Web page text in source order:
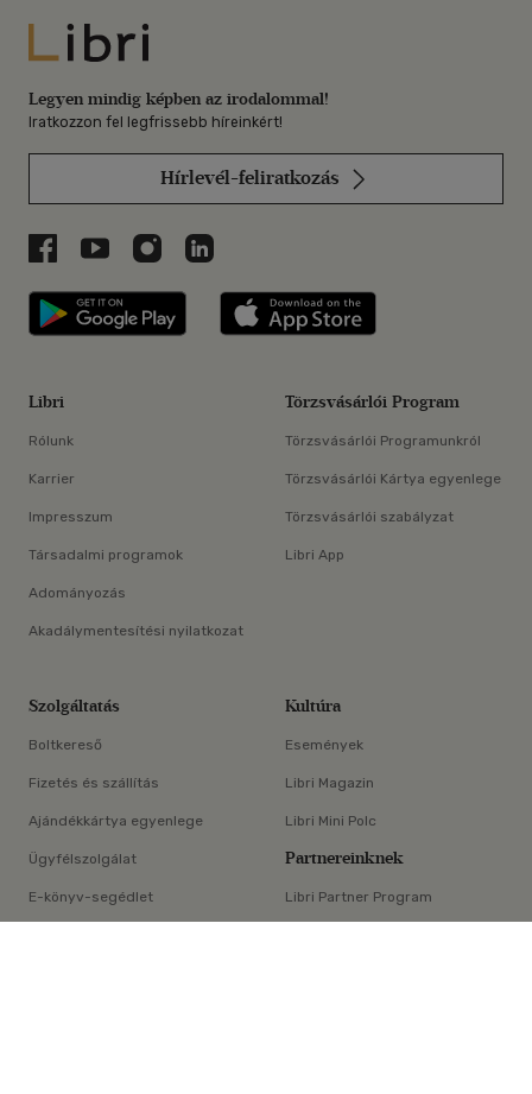
×
Libri
Legyen mindig képben az irodalommal!
Iratkozzon fel legfrissebb híreinkért!
Hírlevél-feliratkozás
Libri a Facebookon
Libri a Youtube-on
Libri az Instagramon
Libri a LinkedInen
Libri applikáció Szerezd meg: Google
Libri
Rólunk
Karrier
Impresszum
Társadalmi programok
Adományozás
Akadálymentesítési nyilatkozat
Törzsvásárlói Program
Törzsvásárlói Programunkról
Törzsvásárlói Kártya egyenlege
Törzsvásárlói szabályzat
Libri App
Szolgáltatás
Boltkereső
Fizetés és szállítás
Ajándékkártya egyenlege
Ügyfélszolgálat
E-könyv-segédlet
Kultúra
Események
Libri Magazin
Libri Mini Polc
Partnereinknek
Libri Partner Program